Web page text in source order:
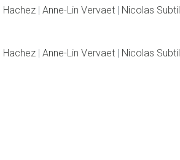
Hachez | Anne-Lin Vervaet | Nicolas Subtil
Hachez | Anne-Lin Vervaet | Nicolas Subtil